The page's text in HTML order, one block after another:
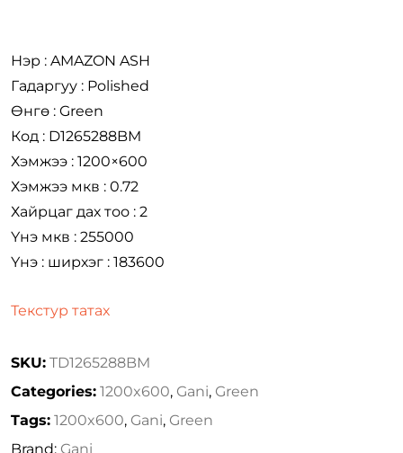
Нэр : AMAZON ASH
Гадаргуу : Polished
Өнгө : Green
Код : D1265288BM
Хэмжээ : 1200×600
Хэмжээ мкв : 0.72
Хайрцаг дах тоо : 2
Үнэ мкв : 255000
Үнэ : ширхэг : 183600
Текстур татах
SKU: TD1265288BM
Categories: 1200x600, Gani, Green
Tags: 1200x600, Gani, Green
Brand: Gani